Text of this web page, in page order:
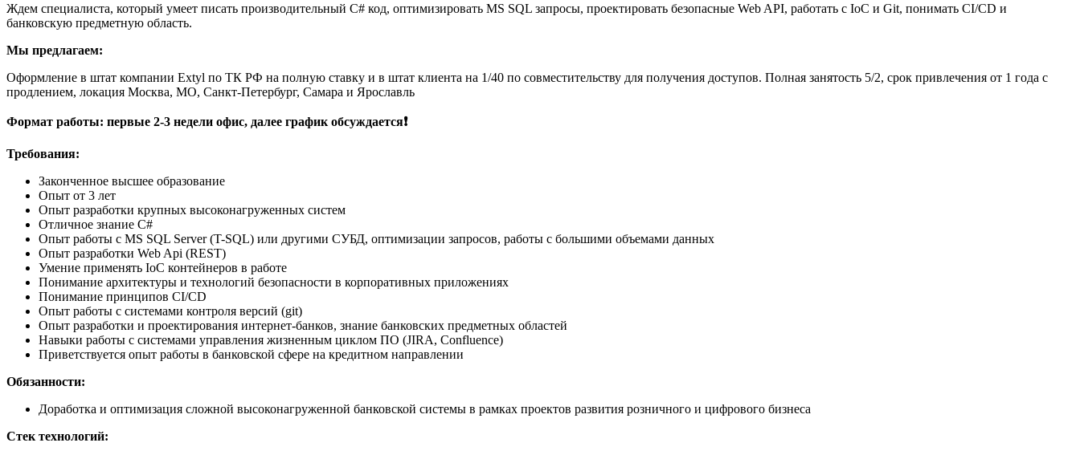
Ждем специалиста, который умеет писать производительный C# код, оптимизировать MS SQL запросы, проектировать безопасные Web API, работать с IoC и Git, понимать CI/CD и
банковскую предметную область.
Мы предлагаем:
Оформление в штат компании Extyl по ТК РФ на полную ставку и в штат клиента на 1/40 по совместительству для получения доступов. Полная занятость 5/2, срок привлечения от 1 года с
продлением, локация Москва, МО, Санкт-Петербург, Самара и Ярославль
Формат работы: первые 2-3 недели офис, далее график обсуждается❗️
Требования:
Законченное высшее образование
Опыт от 3 лет
Опыт разработки крупных высоконагруженных систем
Отличное знание C#
Опыт работы с MS SQL Server (T-SQL) или другими СУБД, оптимизации запросов, работы с большими объемами данных
Опыт разработки Web Api (REST)
Умение применять IoC контейнеров в работе
Понимание архитектуры и технологий безопасности в корпоративных приложениях
Понимание принципов CI/CD
Опыт работы с системами контроля версий (git)
Опыт разработки и проектирования интернет-банков, знание банковских предметных областей
Навыки работы с системами управления жизненным циклом ПО (JIRA, Confluence)
Приветствуется опыт работы в банковской сфере на кредитном направлении
Обязанности:
Доработка и оптимизация сложной высоконагруженной банковской системы в рамках проектов развития розничного и цифрового бизнеса
Стек технологий: